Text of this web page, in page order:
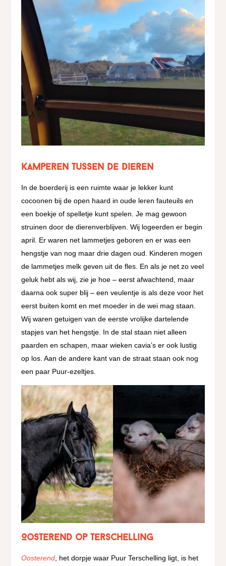
Kamperen tussen de dieren
In de boerderij is een ruimte waar je lekker kunt
cocoonen bij de open haard in oude leren fauteuils en
een boekje of spelletje kunt spelen. Je mag gewoon
struinen door de dierenverblijven. Wij logeerden er begin
april. Er waren net lammetjes geboren en er was een
hengstje van nog maar drie dagen oud. Kinderen mogen
de lammetjes melk geven uit de fles. En als je net zo veel
geluk hebt als wij, zie je hoe – eerst afwachtend, maar
daarna ook super blij – een veulentje is als deze voor het
eerst buiten komt en met moeder in de wei mag staan.
Wij waren getuigen van de eerste vrolijke dartelende
stapjes van het hengstje. In de stal staan niet alleen
paarden en schapen, maar wieken cavia’s er ook lustig
op los. Aan de andere kant van de straat staan ook nog
een paar Puur-ezeltjes.
Oosterend op Terschelling
Oosterend , het dorpje waar Puur Terschelling ligt, is het